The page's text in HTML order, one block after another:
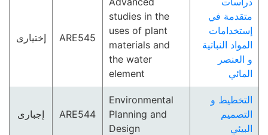
متقدمة في
إستخدامات
المواد النباتية
و العنصر
المائي
studies in the
uses of plant
materials and
the water
element
ARE545 إختيارى
التخطيط و
التصميم
البيئي
Environmental
Planning and
Design
ARE544 إجبارى